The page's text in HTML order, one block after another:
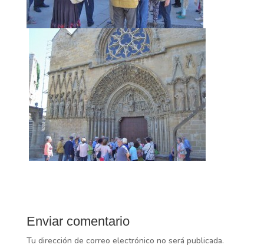
Enviar comentario
Tu dirección de correo electrónico no será publicada.